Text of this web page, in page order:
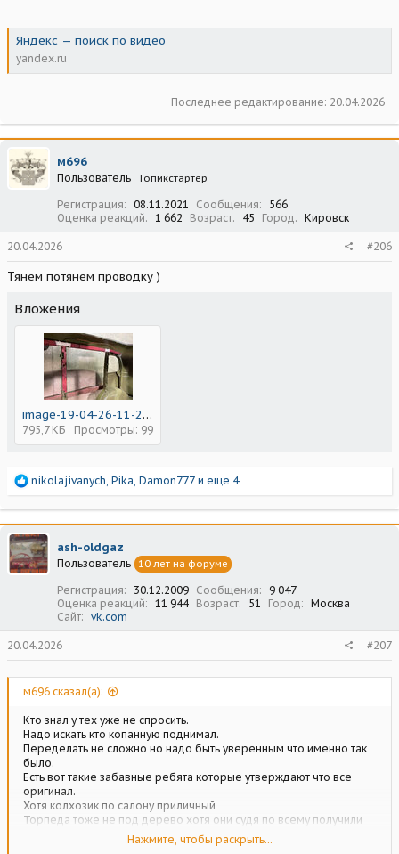
Яндекс — поиск по видео
yandex.ru
Последнее редактирование: 20.04.2026
м696
Пользователь Топикстартер
Регистрация 08.11.2021 Сообщения
566
Оценка реакций
1 662 Возраст 45 Город Кировск
20.04.2026 #206
Тянем потянем проводку )
Вложения
image-19-04-26-11-23-1.jpg
795,7 КБ Просмотры: 99
Р
а
к
ц
и
и
nikolajivanych Pika Damon777 и еще 4
ash-oldgaz
Пользователь 10 лет на форуме
Регистрация 30.12.2009 Сообщения
9 047
Оценка реакций
11 944 Возраст 51 Город
Москва
Сайт
vk.com
20.04.2026 #207
м696 сказал(а):
Кто знал у тех уже не спросить.
Надо искать кто копанную поднимал.
Переделать не сложно но надо быть уверенным что именно так
было.
Есть вот такие забавные ребята которые утверждают что все
оригинал.
Хотя колхозик по салону приличный
Торпеда тоже не под дерево хотя они судя по всему получили
ее без особых перекрасНажмите, чтобы раскрыть...